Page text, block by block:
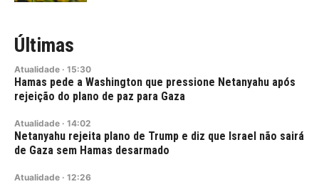
Últimas
Atualidade · 15:30
Hamas pede a Washington que pressione Netanyahu após
rejeição do plano de paz para Gaza
Atualidade · 14:02
Netanyahu rejeita plano de Trump e diz que Israel não sairá
de Gaza sem Hamas desarmado
Atualidade · 12:26